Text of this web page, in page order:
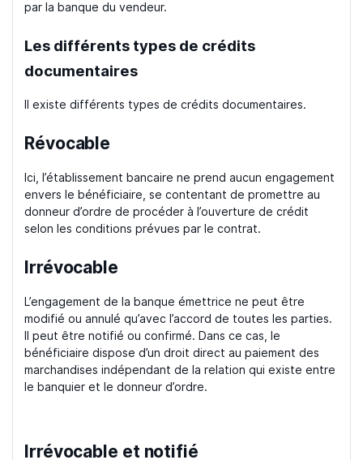
par la banque du vendeur.
Les différents types de crédits
documentaires
Il existe différents types de crédits documentaires.
Révocable
Ici, l’établissement bancaire ne prend aucun engagement
envers le bénéficiaire, se contentant de promettre au
donneur d’ordre de procéder à l’ouverture de crédit
selon les conditions prévues par le contrat.
Irrévocable
L’engagement de la banque émettrice ne peut être
modifié ou annulé qu’avec l’accord de toutes les parties.
Il peut être notifié ou confirmé. Dans ce cas, le
bénéficiaire dispose d’un droit direct au paiement des
marchandises indépendant de la relation qui existe entre
le banquier et le donneur d’ordre.
Irrévocable et notifié